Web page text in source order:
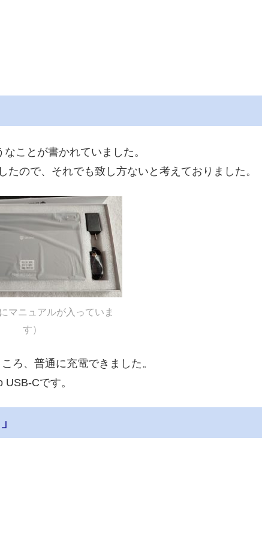
なことが書かれていました。
ので、それでも致し方ないと考えておりました。
マニュアルが入っていま
す）
ろ、普通に充電できました。
Cです。